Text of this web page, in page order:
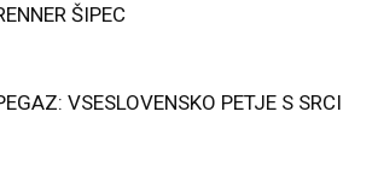
ŠIPEC
VSESLOVENSKO PETJE S SRCI